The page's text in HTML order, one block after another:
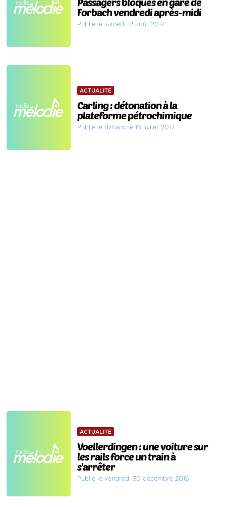
Forbach vendredi après-midi
Publié le samedi 12 août 2017
ACTUALITÉ
Carling : détonation à la
plateforme pétrochimique
Publié le dimanche 16 juillet 2017
ACTUALITÉ
Voellerdingen : une voiture sur
les rails force un train à
s'arrêter
Publié le vendredi 30 décembre 2016